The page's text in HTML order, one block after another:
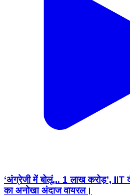
‘अंग्रेजी में बोलूं... 1 लाख करोड़’, IIT
का अनोखा अंदाज वायरल।